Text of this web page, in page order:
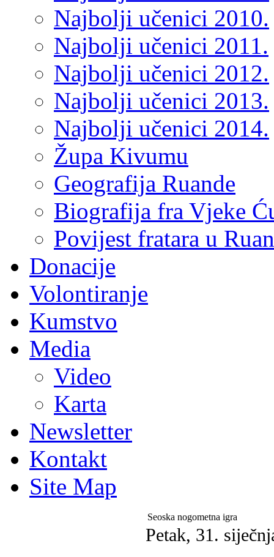
Najbolji učenici 2010.
Najbolji učenici 2011.
Najbolji učenici 2012.
Najbolji učenici 2013.
Najbolji učenici 2014.
Župa Kivumu
Geografija Ruande
Biografija fra Vjeke
Povijest fratara u
Donacije
Volontiranje
Kumstvo
Media
Video
Karta
Newsletter
Kontakt
Site Map
Seoska nogometna igra
Petak, 31.